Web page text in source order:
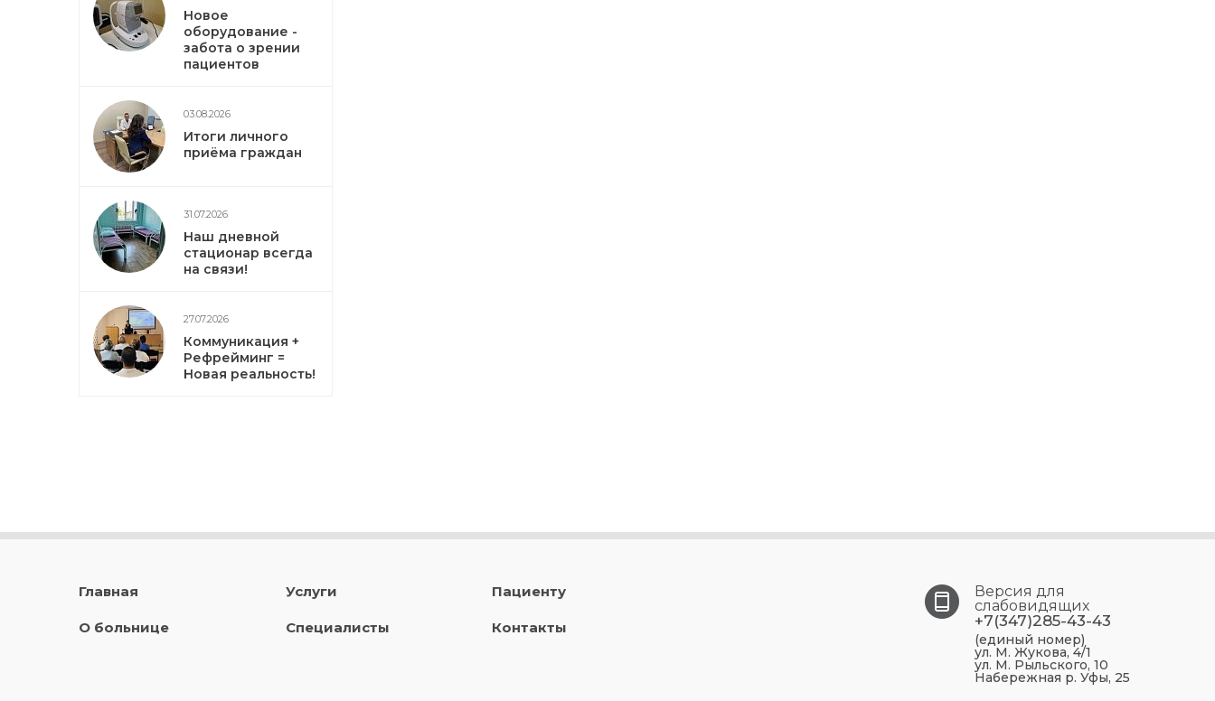
Новое
оборудование -
забота о зрении
пациентов
03.08.2026
Итоги личного
приёма граждан
31.07.2026
Наш дневной
стационар всегда
на связи!
27.07.2026
Коммуникация +
Рефрейминг =
Новая реальность!
Главная
О больнице
Услуги
Специалисты
Пациенту
Контакты
Версия для
слабовидящих
+7(347)285-43-43
(единый номер)
ул. М. Жукова, 4/1
ул. М. Рыльского, 10
Набережная р. Уфы, 25